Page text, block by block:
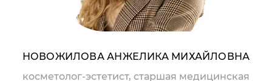
НОВОЖИЛОВА АНЖЕЛИКА МИХАЙЛОВНА
косметолог-эстетист, старшая медицинская